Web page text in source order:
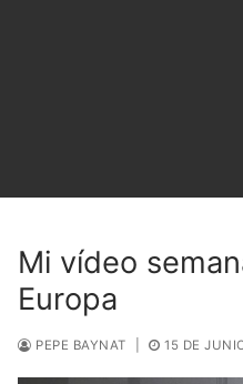
Mi vídeo
Europa
PEPE BAYNAT 15 DE